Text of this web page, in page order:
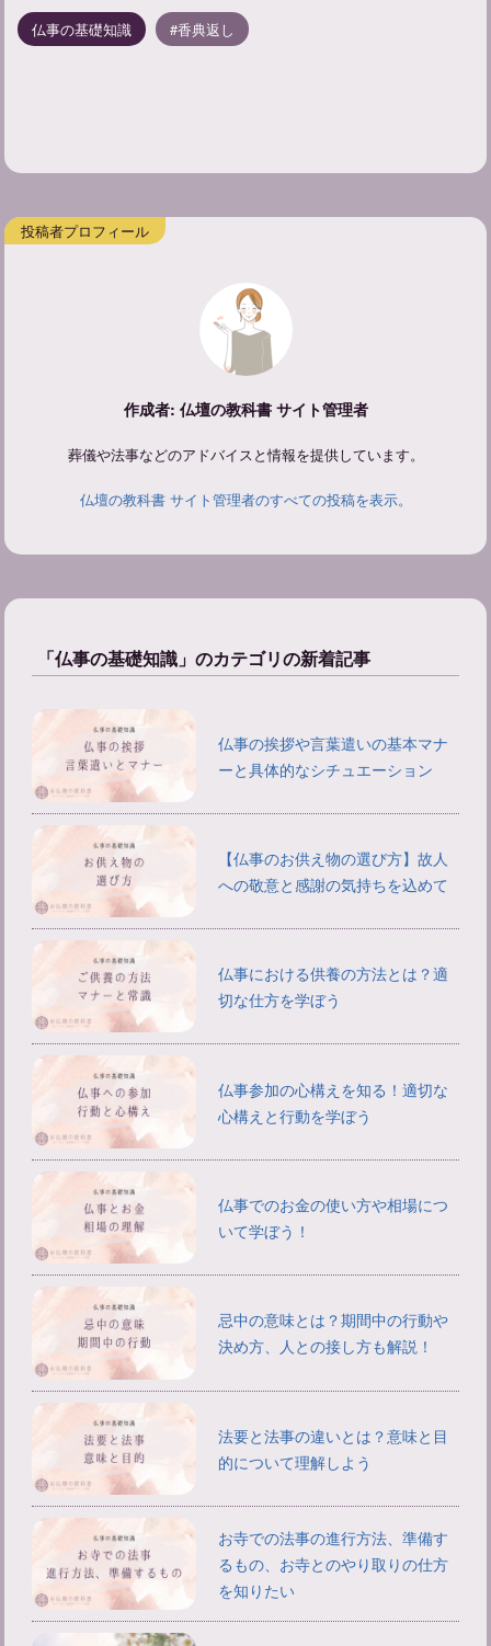
仏事の基礎知識 香典返し
作成者: 仏壇の教科書 サイト管理者
葬儀や法事などのアドバイスと情報を提供しています。
仏壇の教科書 サイト管理者のすべての投稿を表示。
「仏事の基礎知識」のカテゴリの新着記事
仏事の挨拶や言葉遣いの基本マナ
ーと具体的なシチュエーション
【仏事のお供え物の選び方】故人
への敬意と感謝の気持ちを込めて
仏事における供養の方法とは？適
切な仕方を学ぼう
仏事参加の心構えを知る！適切な
心構えと行動を学ぼう
仏事でのお金の使い方や相場につ
いて学ぼう！
忌中の意味とは？期間中の行動や
決め方、人との接し方も解説！
法要と法事の違いとは？意味と目
的について理解しよう
お寺での法事の進行方法、準備す
るもの、お寺とのやり取りの仕方
を知りたい